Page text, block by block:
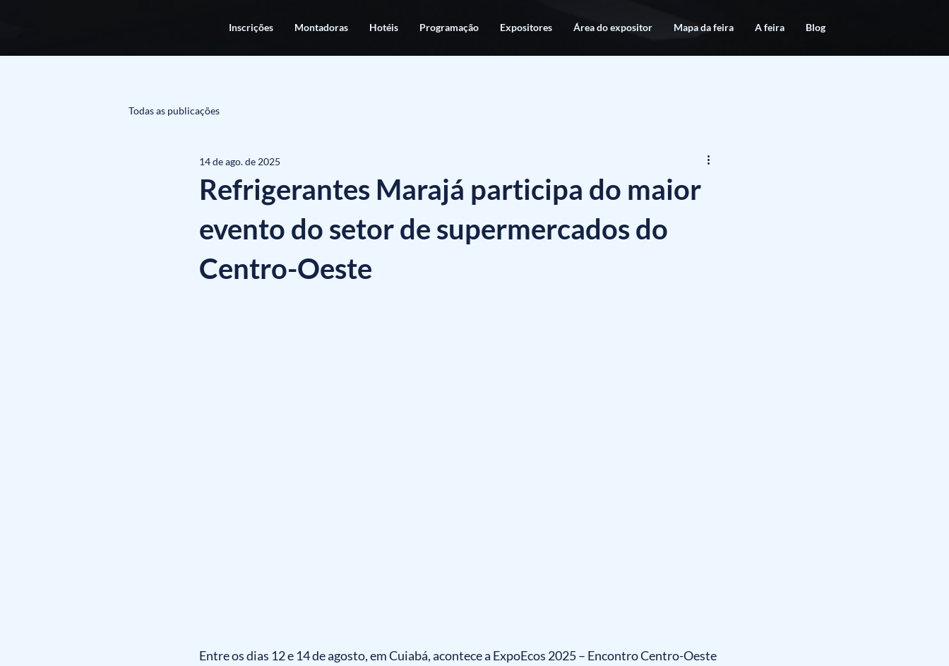
Inscrições Montadoras Hotéis Programação Expositores Área do expositor Mapa da feira A feira Blog
Todas as publicações
Refrigerantes Marajá participa do maior
evento do setor de supermercados do
Centro-Oeste
14 de ago. de 2025
Entre os dias 12 e 14 de agosto, em Cuiabá, acontece a ExpoEcos 2025 – Encontro Centro-Oeste